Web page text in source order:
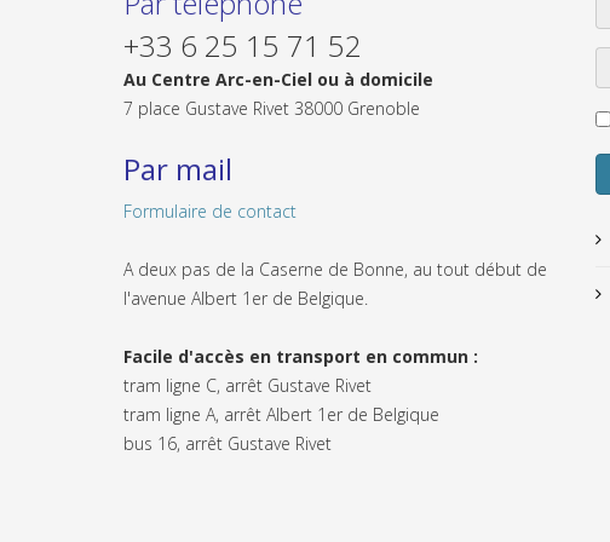
+33 6 25 15 71 52
Au Centre Arc-en-Ciel ou à domicile
7 place Gustave Rivet 38000 Grenoble
Par mail
Formulaire de contact
A deux pas de la Caserne de Bonne, au tout début de
l'avenue Albert 1er de Belgique.
Facile d'accès en transport en commun :
tram ligne C, arrêt Gustave Rivet
tram ligne A, arrêt Albert 1er de Belgique
bus 16, arrêt Gustave Rivet